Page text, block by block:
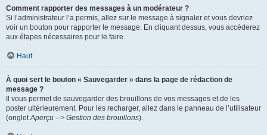
Comment rapporter des messages à un modérateur ?
Si l’administrateur l’a permis, allez sur le message à signaler et vous devriez
voir un bouton pour rapporter le message. En cliquant dessus, vous accéderez
aux étapes nécessaires pour le faire.
Haut
À quoi sert le bouton « Sauvegarder » dans la page de rédaction de
message ?
Il vous permet de sauvegarder des brouillons de vos messages et de les
poster ultérieurement. Pour les recharger, allez dans le panneau de l’utilisateur
(ongletAperçu --> Gestion des brouillons).